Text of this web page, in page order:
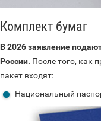
Комплект бумаг
В 2026 заявление
России. После того, как
пакет входят:
Национальный